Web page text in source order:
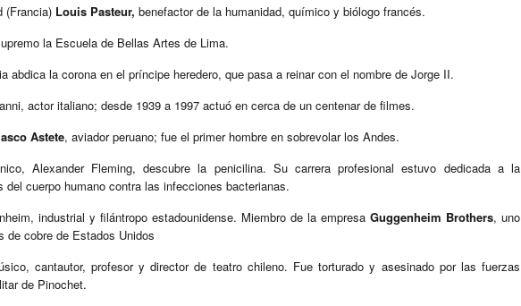
(Francia) Louis Pasteur, benefactor de la humanidad, químico y biólogo francés.
la Escuela de Bellas Artes de Lima.
abdica la corona en el príncipe heredero, que pasa a reinar con el nombre de Jorge II.
actor italiano; desde 1939 a 1997 actuó en cerca de un centenar de filmes.
Astete, aviador peruano; fue el primer hombre en sobrevolar los Andes.
Alexander Fleming, descubre la penicilina. Su carrera profesional estuvo dedicada a la
cuerpo humano contra las infecciones bacterianas.
industrial y filántropo estadounidense. Miembro de la empresa Guggenheim Brothers, uno
de cobre de Estados Unidos
cantautor, profesor y director de teatro chileno. Fue torturado y asesinado por las fuerzas
de Pinochet.